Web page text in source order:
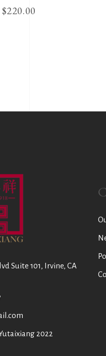
$220.00
Suite 101, Irvine, CA
2022